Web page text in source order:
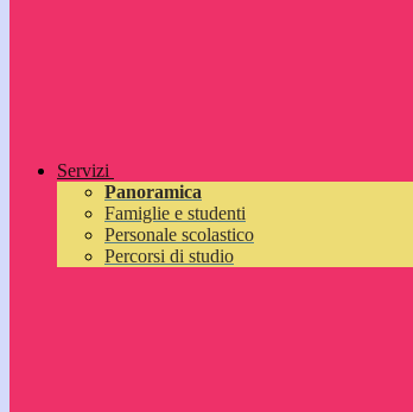
Servizi
Panoramica
Famiglie e studenti
Personale scolastico
Percorsi di studio